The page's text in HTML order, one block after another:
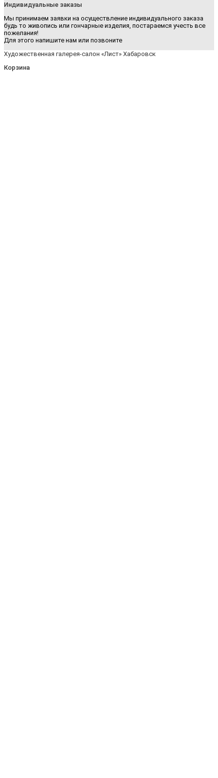
Индивидуальные заказы
Мы принимаем заявки на осуществление индивидуального заказа
будь то живопись или гончарные изделия, постараемся учесть все
пожелания!
Для этого напишите нам или позвоните
Художественная галерея-салон «Лист» Хабаровск
Корзина